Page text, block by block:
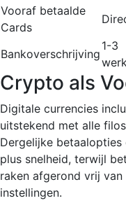
Vooraf betaalde
Cards
Bankoverschrijving
1-3
Crypto als
Digitale currencies
uitstekend met alle
Dergelijke
plus snelheid, terwijl
raken afgerond vrij
instellingen.